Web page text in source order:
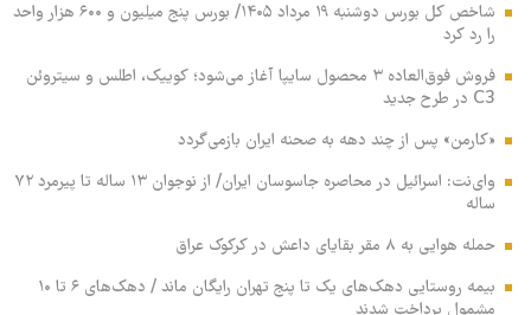
شاخص کل بورس دوشنبه ۱۹ مرداد ۱۴۰۵/ بورس پنج میلیون و ۶۰۰ هزار واحد
را رد کرد
فروش فوق‌العاده ۳ محصول سایپا آغاز می‌شود؛ کوییک، اطلس و سیتروئن
C3 در طرح جدید
«کارمن» پس از چند دهه به صحنه ایران بازمی‌گردد
وای‌نت: اسرائیل در محاصره جاسوسان ایران/ از نوجوان ۱۳ ساله تا پیرمرد ۷۲
ساله
حمله هوایی به ۸ مقر بقایای داعش در کرکوک عراق
بیمه روستایی دهک‌های یک تا پنج تهران رایگان ماند / دهک‌های ۶ تا ۱۰